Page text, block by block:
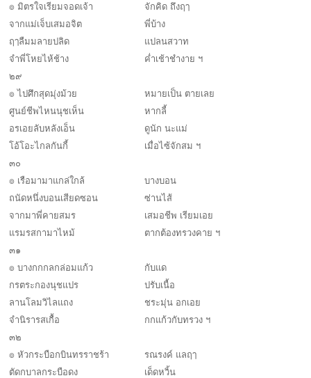
๏ มิตรใจเรียมจอดเจ้า
จักคิด ถึงฤๅ
จากแม่เจ็บเสมอจิต
พี่บ้าง
ฤๅลืมมลายปลิด
แปลนสวาท
จำพี่โหยไห้ช้าง
ค่ำเช้าชำงาย ฯ
๒๙
๏ ไปศึกสุดมุ่งม้วย
หมายเป็น ตายเลย
ศูนย์ชีพไหนนุชเห็น
หากลี้
อรเอยลับหลังเอ็น
ดูนัก นะแม่
โอ้โอะไกลกันกี้
เมื่อไซ้จักสม ฯ
๓๐
๏ เรือมามาแกล่ใกล้
บางบอน
ถนัดหนึ่งบอนเสียดซอน
ซ่านไส้
จากมาพี่คายสมร
เสมอชีพ เรียมเอย
แรมรสกามาไหม้
ตากต้องทรวงคาย ฯ
๓๑
๏ บางกกกลกล่อมแก้ว
กับแด
กรตระกองนุชแปร
ปรับเนื้อ
ลานโลมวิไลแถง
ชระมุ่น อกเอย
จำนิรารสเกื้อ
กกแก้วกับทรวง ฯ
๓๒
๏ หัวกระบือกบินทรราชร้า
รณรงค์ แลฤๅ
ตัดกบาลกระบือดง
เด็ดหวิ้น